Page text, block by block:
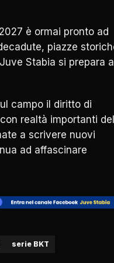
è ormai pronto ad
piazze
Stabia si prepara a
campo il diritto di
realtà importanti del
a scrivere nuovi
ad affascinare
serie BKT